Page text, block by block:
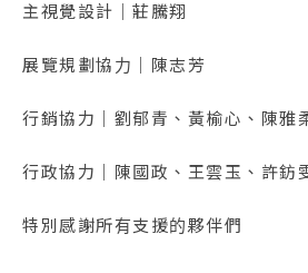
主視覺設計｜莊騰翔
展覽規劃協力｜陳志芳
行銷協力｜劉郁青、黃榆心、陳雅
行政協力｜陳國政、王雲玉、許鈁
特別感謝所有支援的夥伴們